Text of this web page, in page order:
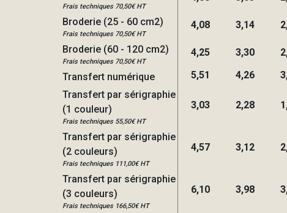
Frais techniques 70,50€ HT
Broderie (25 - 60 cm2)
Frais techniques 70,50€ HT
4,08 3,14
Broderie (60 - 120 cm2)
Frais techniques 70,50€ HT
4,25 3,30
Transfert numérique 5,51 4,26
Transfert par sérigraphie
(1 couleur)
Frais techniques 55,50€ HT
3,03 2,28
Transfert par sérigraphie
(2 couleurs)
Frais techniques 111,00€ HT
4,57 3,12
Transfert par sérigraphie
(3 couleurs)
Frais techniques 166,50€ HT
6,10 3,98